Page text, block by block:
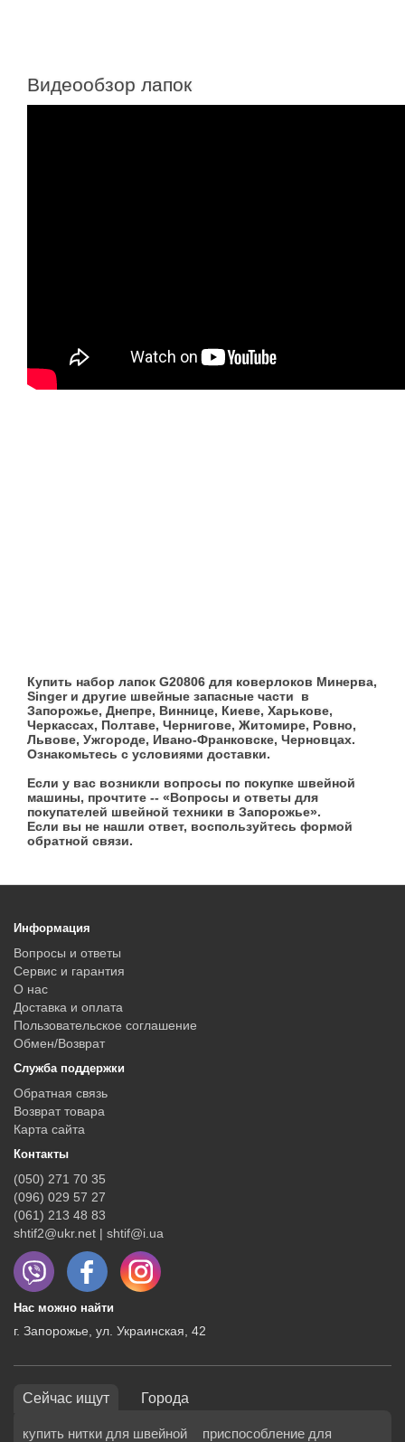
Видеообзор лапок
Купить набор лапок G20806 для коверлоков Минерва,
Singer и другие швейные запасные части в
Запорожье, Днепре, Виннице, Киеве, Харькове,
Черкассах, Полтаве, Чернигове, Житомире, Ровно,
Львове, Ужгороде, Ивано-Франковске, Черновцах.
Ознакомьтесь с условиями доставки.
Если у вас возникли вопросы по покупке швейной
машины, прочтите -- «Вопросы и ответы для
покупателей швейной техники в Запорожье».
Если вы не нашли ответ, воспользуйтесь формой
обратной связи.
Информация
Вопросы и ответы
Сервис и гарантия
О нас
Доставка и оплата
Пользовательское соглашение
Обмен/Возврат
Служба поддержки
Обратная связь
Возврат товара
Карта сайта
Контакты
(050) 271 70 35
(096) 029 57 27
(061) 213 48 83
shtif2@ukr.net | shtif@i.ua
Нас можно найти
г. Запорожье, ул. Украинская, 42
Сейчас ищут Города
купить нитки для швейной
приспособление для